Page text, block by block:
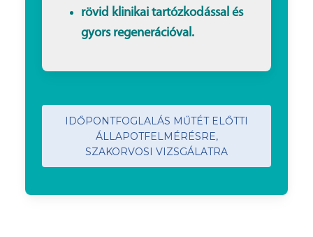
rövid klinikai tartózkodással és
gyors regenerációval.
IDŐPONTFOGLALÁS MŰTÉT ELŐTTI
ÁLLAPOTFELMÉRÉSRE,
SZAKORVOSI VIZSGÁLATRA